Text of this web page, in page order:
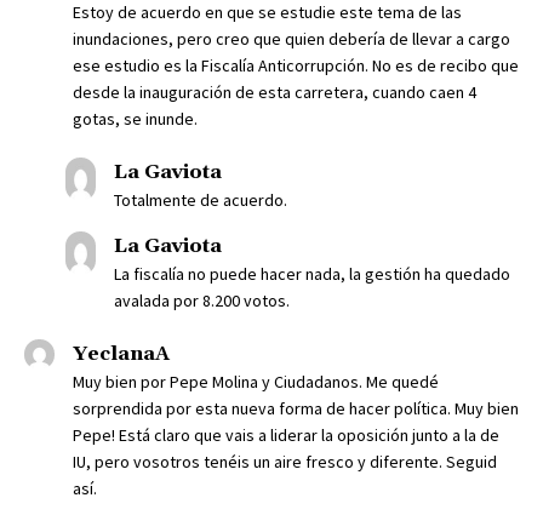
Estoy de acuerdo en que se estudie este tema de las
inundaciones, pero creo que quien debería de llevar a cargo
ese estudio es la Fiscalía Anticorrupción. No es de recibo que
desde la inauguración de esta carretera, cuando caen 4
gotas, se inunde.
La Gaviota
Totalmente de acuerdo.
La Gaviota
La fiscalía no puede hacer nada, la gestión ha quedado
avalada por 8.200 votos.
YeclanaA
Muy bien por Pepe Molina y Ciudadanos. Me quedé
sorprendida por esta nueva forma de hacer política. Muy bien
Pepe! Está claro que vais a liderar la oposición junto a la de
IU, pero vosotros tenéis un aire fresco y diferente. Seguid
así.